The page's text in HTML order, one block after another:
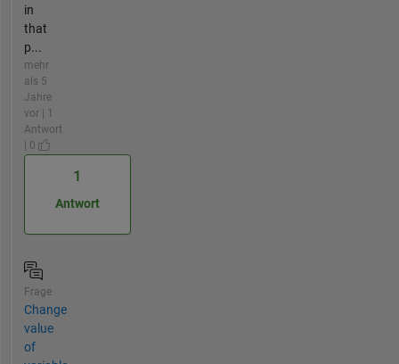
in
that
p...
mehr
als 5
Jahre
vor | 1
Antwort
| 0
1
Antwort
Frage
Change
value
of